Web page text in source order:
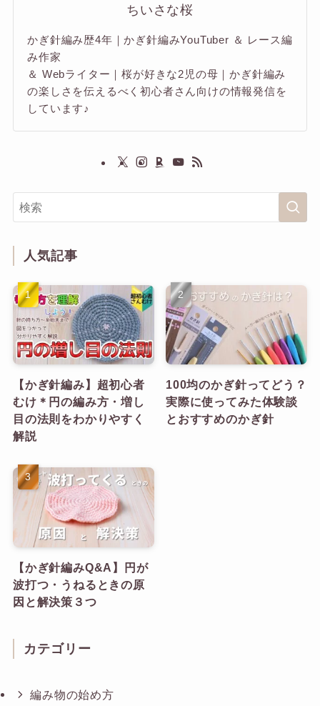
ちいさな桜
かぎ針編み歴4年｜かぎ針編みYouTuber ＆ レース編
み作家
＆ Webライター｜桜が好きな2児の母｜かぎ針編み
の楽しさを伝えるべく初心者さん向けの情報発信を
しています♪
人気記事
【かぎ針編み】超初心者
むけ＊円の編み方・増し
目の法則をわかりやすく
解説
100均のかぎ針ってどう？
実際に使ってみた体験談
とおすすめのかぎ針
【かぎ針編みQ&A】円が
波打つ・うねるときの原
因と解決策３つ
カテゴリー
編み物の始め方